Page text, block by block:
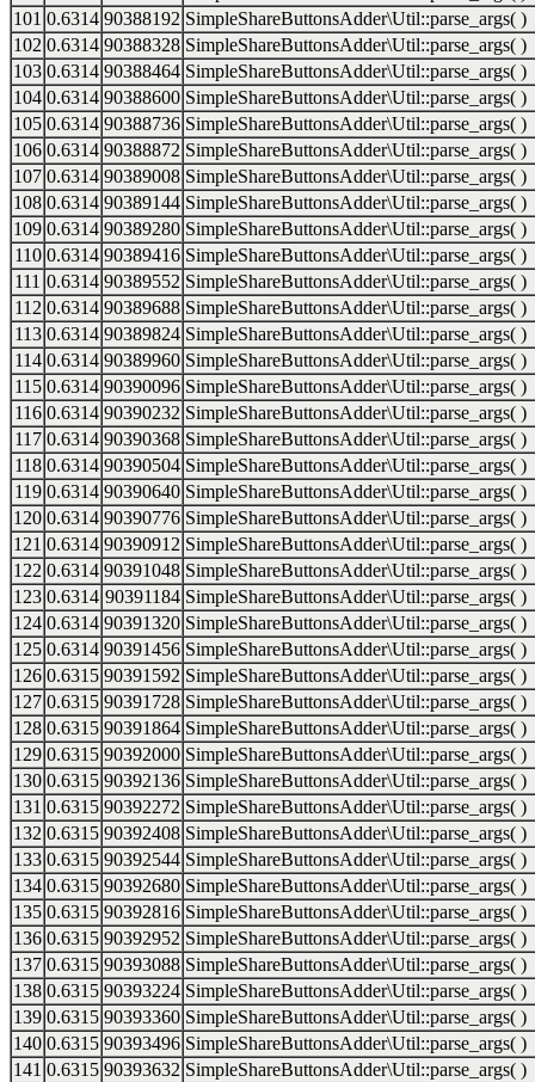
101 0.6314 90388192 SimpleShareButtonsAdder\Util::parse_args( )
102 0.6314 90388328 SimpleShareButtonsAdder\Util::parse_args( )
103 0.6314 90388464 SimpleShareButtonsAdder\Util::parse_args( )
104 0.6314 90388600 SimpleShareButtonsAdder\Util::parse_args( )
105 0.6314 90388736 SimpleShareButtonsAdder\Util::parse_args( )
106 0.6314 90388872 SimpleShareButtonsAdder\Util::parse_args( )
107 0.6314 90389008 SimpleShareButtonsAdder\Util::parse_args( )
108 0.6314 90389144 SimpleShareButtonsAdder\Util::parse_args( )
109 0.6314 90389280 SimpleShareButtonsAdder\Util::parse_args( )
110 0.6314 90389416 SimpleShareButtonsAdder\Util::parse_args( )
111 0.6314 90389552 SimpleShareButtonsAdder\Util::parse_args( )
112 0.6314 90389688 SimpleShareButtonsAdder\Util::parse_args( )
113 0.6314 90389824 SimpleShareButtonsAdder\Util::parse_args( )
114 0.6314 90389960 SimpleShareButtonsAdder\Util::parse_args( )
115 0.6314 90390096 SimpleShareButtonsAdder\Util::parse_args( )
116 0.6314 90390232 SimpleShareButtonsAdder\Util::parse_args( )
117 0.6314 90390368 SimpleShareButtonsAdder\Util::parse_args( )
118 0.6314 90390504 SimpleShareButtonsAdder\Util::parse_args( )
119 0.6314 90390640 SimpleShareButtonsAdder\Util::parse_args( )
120 0.6314 90390776 SimpleShareButtonsAdder\Util::parse_args( )
121 0.6314 90390912 SimpleShareButtonsAdder\Util::parse_args( )
122 0.6314 90391048 SimpleShareButtonsAdder\Util::parse_args( )
123 0.6314 90391184 SimpleShareButtonsAdder\Util::parse_args( )
124 0.6314 90391320 SimpleShareButtonsAdder\Util::parse_args( )
125 0.6314 90391456 SimpleShareButtonsAdder\Util::parse_args( )
126 0.6315 90391592 SimpleShareButtonsAdder\Util::parse_args( )
127 0.6315 90391728 SimpleShareButtonsAdder\Util::parse_args( )
128 0.6315 90391864 SimpleShareButtonsAdder\Util::parse_args( )
129 0.6315 90392000 SimpleShareButtonsAdder\Util::parse_args( )
130 0.6315 90392136 SimpleShareButtonsAdder\Util::parse_args( )
131 0.6315 90392272 SimpleShareButtonsAdder\Util::parse_args( )
132 0.6315 90392408 SimpleShareButtonsAdder\Util::parse_args( )
133 0.6315 90392544 SimpleShareButtonsAdder\Util::parse_args( )
134 0.6315 90392680 SimpleShareButtonsAdder\Util::parse_args( )
135 0.6315 90392816 SimpleShareButtonsAdder\Util::parse_args( )
136 0.6315 90392952 SimpleShareButtonsAdder\Util::parse_args( )
137 0.6315 90393088 SimpleShareButtonsAdder\Util::parse_args( )
138 0.6315 90393224 SimpleShareButtonsAdder\Util::parse_args( )
139 0.6315 90393360 SimpleShareButtonsAdder\Util::parse_args( )
140 0.6315 90393496 SimpleShareButtonsAdder\Util::parse_args( )
141 0.6315 90393632 SimpleShareButtonsAdder\Util::parse_args( )